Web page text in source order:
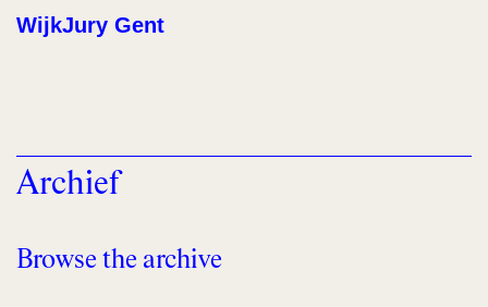
WijkJury Gent
Archief
Browse the archive